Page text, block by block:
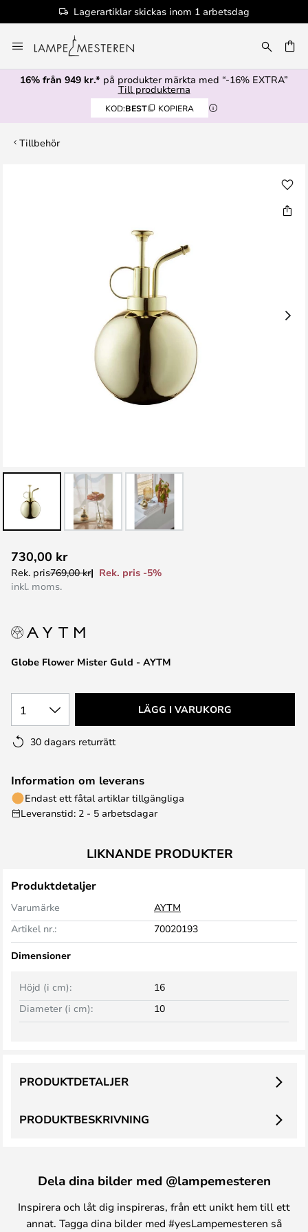
Lagerartiklar skickas inom 1 arbetsdag
till
innehållet
16% från 949 kr.* på produkter märkta med “-16% EXTRA”
Till produkterna
KOD:BEST KOPIERA
Tillbehör
till
början
Globe Flower Mister Guld - AYTM
730,00 kr
Rek. pris769,00 kr
Rek. pris -5%
inkl. moms.
1 LÄGG I VARUKORG
30 dagars returrätt
Information om leverans
Endast ett fåtal artiklar tillgängliga
Leveranstid: 2 - 5 arbetsdagar
LIKNANDE PRODUKTER
Produktdetaljer
Varumärke
AYTM
Artikel nr.:
70020193
Dimensioner
Höjd (i cm):
16
Diameter (i cm):
10
PRODUKTBESKRIVNING
PRODUKTDETALJER
Dela dina bilder med @lampemesteren
Inspirera och låt dig inspireras, från ett unikt hem till ett
annat. Tagga dina bilder med #yesLampemesteren så